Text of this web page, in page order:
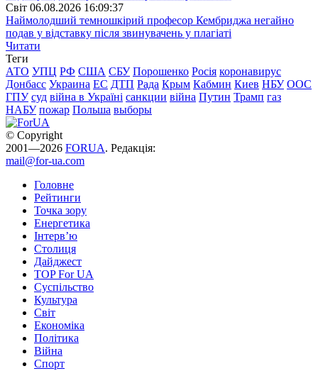
Свiт 06.08.2026 16:09:37
Наймолодший темношкірий професор Кембриджа негайно
подав у відставку після звинувачень у плагіаті
Читати
Теги
АТО УПЦ РФ США СБУ Порошенко Росія коронавирус
Донбасс Украина ЕС ДТП Рада Крым Кабмин Киев НБУ ООС
ГПУ суд війна в Україні санкции війна Путин Трамп газ
НАБУ пожар Польша выборы
© Copyright
2001—2026 FORUA. Редакція:
mail@for-ua.com
Головне
Рейтинги
Точка зору
Енергетика
Інтерв’ю
Столиця
Дайджест
TOP For UA
Суспiльство
Культура
Світ
Економіка
Політика
Війна
Спорт